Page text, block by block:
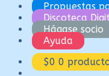
Propuestas
Discoteca
Hágase socio
Ayuda
$0 0